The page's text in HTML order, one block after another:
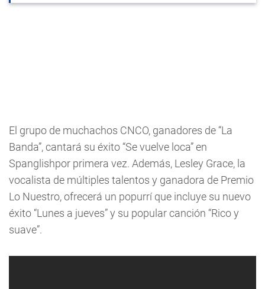
El grupo de muchachos CNCO, ganadores de “La
Banda”, cantará su éxito “Se vuelve loca” en
Spanglishpor primera vez. Además, Lesley Grace, la
vocalista de múltiples talentos y ganadora de Premio
Lo Nuestro, ofrecerá un popurrí que incluye su nuevo
éxito “Lunes a jueves” y su popular canción “Rico y
suave”.